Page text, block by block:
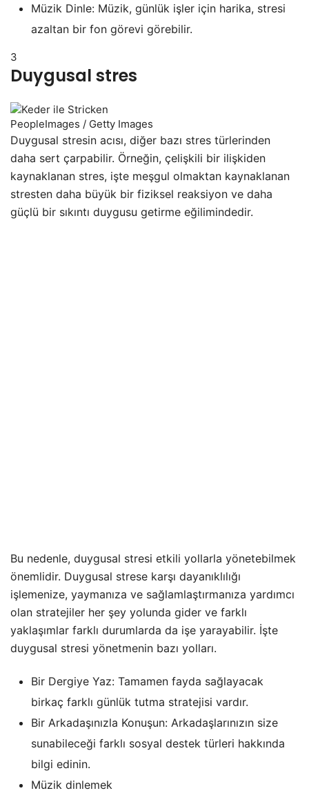
Müzik Dinle: Müzik, günlük işler için harika, stresi
azaltan bir fon görevi görebilir.
3
Duygusal stres
PeopleImages / Getty Images
Duygusal stresin acısı, diğer bazı stres türlerinden
daha sert çarpabilir. Örneğin, çelişkili bir ilişkiden
kaynaklanan stres, işte meşgul olmaktan kaynaklanan
stresten daha büyük bir fiziksel reaksiyon ve daha
güçlü bir sıkıntı duygusu getirme eğilimindedir.
Bu nedenle, duygusal stresi etkili yollarla yönetebilmek
önemlidir. Duygusal strese karşı dayanıklılığı
işlemenize, yaymanıza ve sağlamlaştırmanıza yardımcı
olan stratejiler her şey yolunda gider ve farklı
yaklaşımlar farklı durumlarda da işe yarayabilir. İşte
duygusal stresi yönetmenin bazı yolları.
Bir Dergiye Yaz: Tamamen fayda sağlayacak
birkaç farklı günlük tutma stratejisi vardır.
Bir Arkadaşınızla Konuşun: Arkadaşlarınızın size
sunabileceği farklı sosyal destek türleri hakkında
bilgi edinin.
Müzik dinlemek